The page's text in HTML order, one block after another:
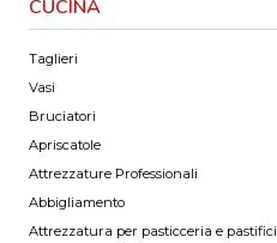
CUCINA
Taglieri
Vasi
Bruciatori
Apriscatole
Attrezzature Professionali
Abbigliamento
Attrezzatura per pasticceria e pastifici